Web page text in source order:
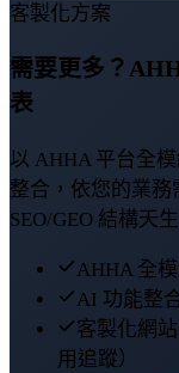
客製化方案
需要更多？
表
以 AHHA 平台全
整合，依您的業務
SEO/GEO 結構天
AHHA 全
AI 功能整
客製化網
用追蹤）